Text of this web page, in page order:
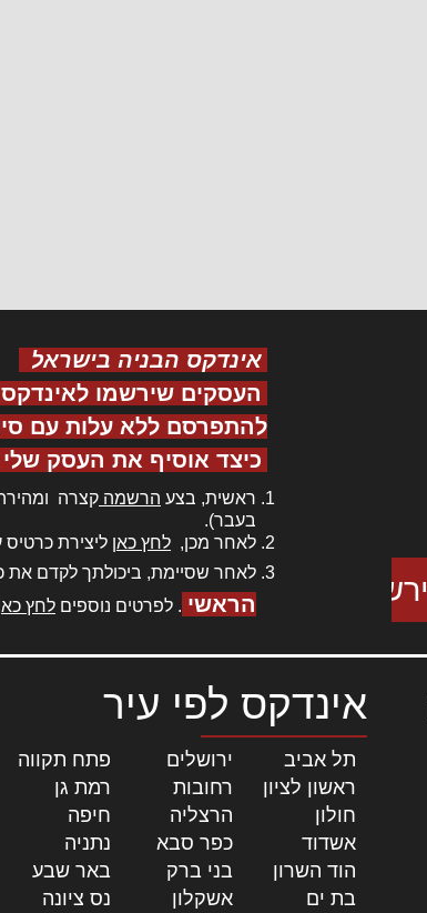
אינדקס הבניה בישראל
העסקים שירשמו
להתפרסם ללא עלות עם
כיצד אוסיף את העסק
ראשית, בצע הרשמה קצרה
בעבר).
לאחר מכן, לחץ כאן ליצירת
לאחר שסיימת, ביכולתך לקדם את
הראשי . לפרטים נוספים לחץ
אינדקס לפי עיר
תל אביב ירושלים פתח תקווה
ראשון לציון
רחובות| רמת גן
חולון
הרצליה חיפה
אשדוד
כפר סבא| נתניה
הוד השרון
בני ברק באר שבע
בת ים
אשקלון נס ציונה